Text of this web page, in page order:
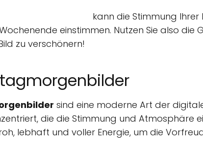
kann die Stimmung
einstimmen. Nutzen Sie also die
zu verschönern!
sind eine moderne Art der
die die Stimmung und Atmosphäre
lebhaft und voller Energie, um die